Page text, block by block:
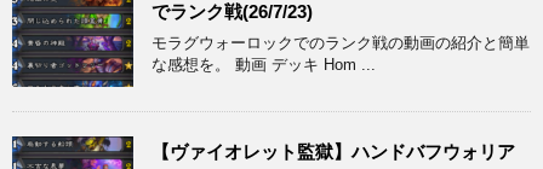
でランク戦(26/7/23)
モラグウォーロックでのランク戦の動画の紹介と簡単
な感想を。 動画 デッキ Hom ...
【ヴァイオレット監獄】ハンドバフウォリア